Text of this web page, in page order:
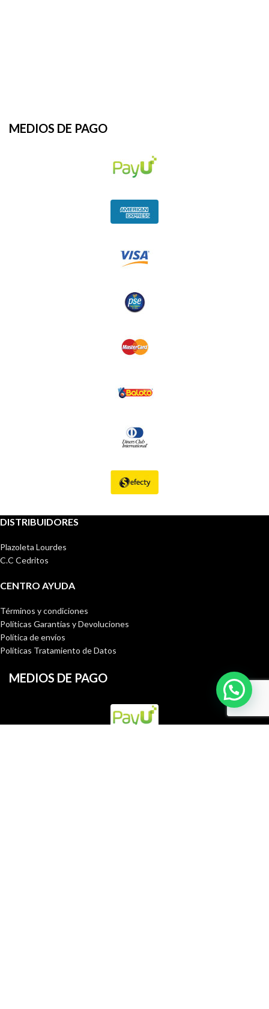
MEDIOS DE PAGO
DISTRIBUIDORES
Plazoleta Lourdes
C.C Cedritos
CENTRO AYUDA
Términos y condiciones
Políticas Garantías y Devoluciones
Política de envíos
Políticas Tratamiento de Datos
MEDIOS DE PAGO